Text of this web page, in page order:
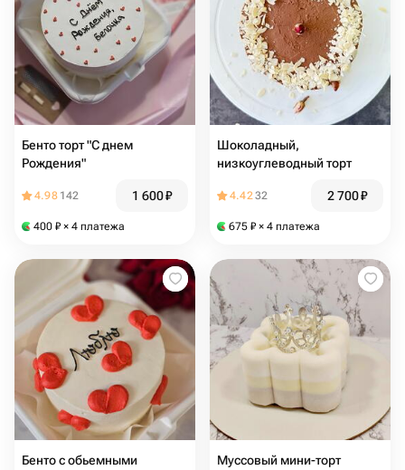
Бенто торт "С днем
Рождения"
4.98 142 1 600₽
400 ₽ × 4 платежа
Шоколадный,
низкоуглеводный торт
4.4232 2 700₽
675 ₽ × 4 платежа
Бенто с обьемными
Муссовый мини-торт